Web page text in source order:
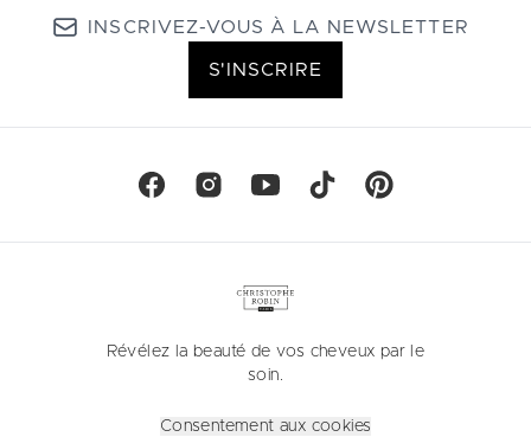
INSCRIVEZ-VOUS À LA NEWSLETTER
S'INSCRIRE
Révélez la beauté de vos cheveux par le
soin.
Consentement aux cookies